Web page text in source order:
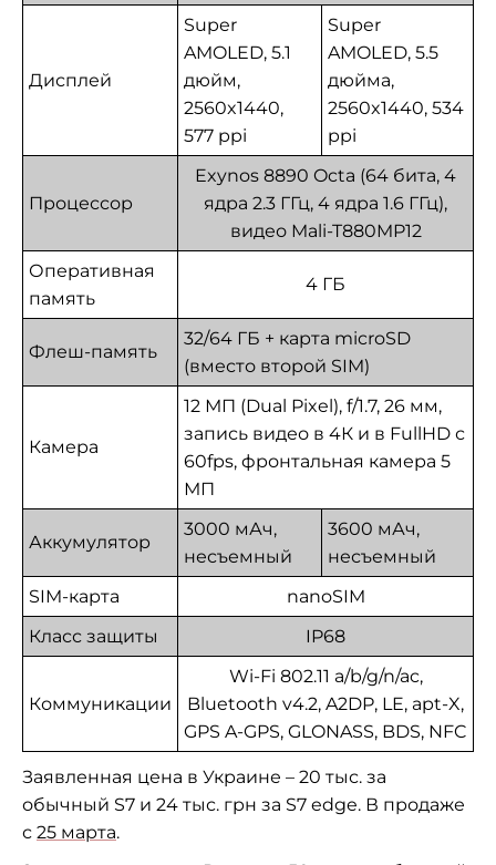
Дисплей
Super
AMOLED, 5.1
дюйм,
2560x1440,
577 ppi
Super
AMOLED, 5.5
дюйма,
2560x1440, 534
ppi
Процессор
Exynos 8890 Octa (64 бита, 4
ядра 2.3 ГГц, 4 ядра 1.6 ГГц),
видео Mali-T880MP12
Оперативная
память
4 ГБ
Флеш-память
32/64 ГБ + карта microSD
(вместо второй SIM)
Камера
12 МП (Dual Pixel), f/1.7, 26 мм,
запись видео в 4К и в FullHD с
60fps, фронтальная камера 5
МП
Аккумулятор
3000 мАч,
несъемный
3600 мАч,
несъемный
SIM-карта
nanoSIM
Класс защиты
IP68
Коммуникации
Wi-Fi 802.11 a/b/g/n/ac,
Bluetooth v4.2, A2DP, LE, apt-X,
GPS A-GPS, GLONASS, BDS, NFC
Заявленная цена в Украине – 20 тыс. за
обычный S7 и 24 тыс. грн за S7 edge. В продаже
с 25 марта.